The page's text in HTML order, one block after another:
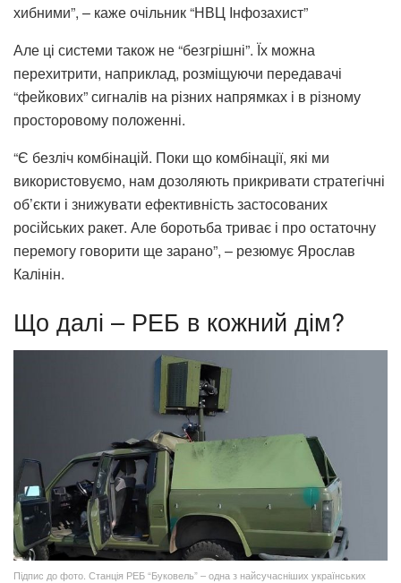
хибними”, – каже очільник “НВЦ Інфозахист”
Але ці системи також не “безгрішні”. Їх можна
перехитрити, наприклад, розміщуючи передавачі
“фейкових” сигналів на різних напрямках і в різному
просторовому положенні.
“Є безліч комбінацій. Поки що комбінації, які ми
використовуємо, нам дозоляють прикривати стратегічні
об’єкти і знижувати ефективність застосованих
російських ракет. Але боротьба триває і про остаточну
перемогу говорити ще зарано”, – резюмує Ярослав
Калінін.
Що далі – РЕБ в кожний дім?
Підпис до фото. Станція РЕБ “Буковель” – одна з найсучасніших українських